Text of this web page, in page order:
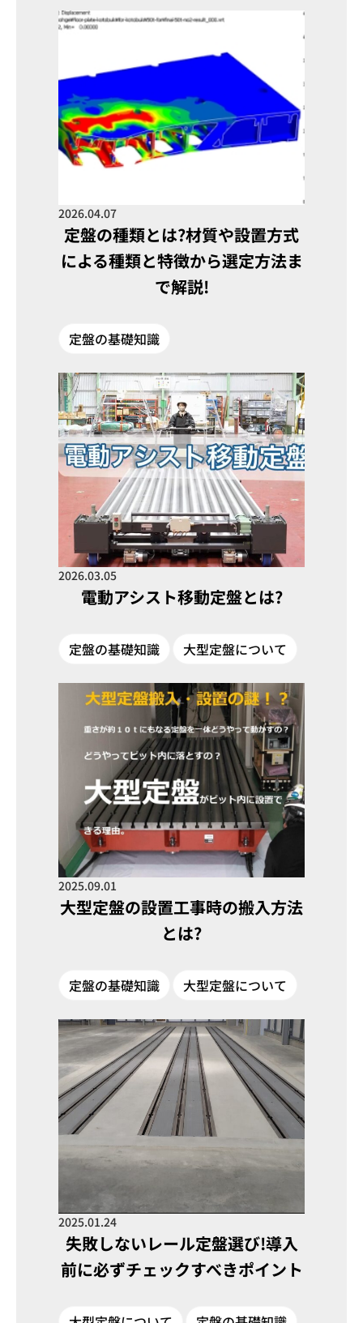
2026.04.07
定盤の種類とは?材質や設置方式
による種類と特徴から選定方法ま
で解説!
定盤の基礎知識
2026.03.05
電動アシスト移動定盤とは?
定盤の基礎知識 大型定盤について
2025.09.01
大型定盤の設置工事時の搬入方法
とは?
定盤の基礎知識 大型定盤について
2025.01.24
失敗しないレール定盤選び!導入
前に必ずチェックすべきポイント